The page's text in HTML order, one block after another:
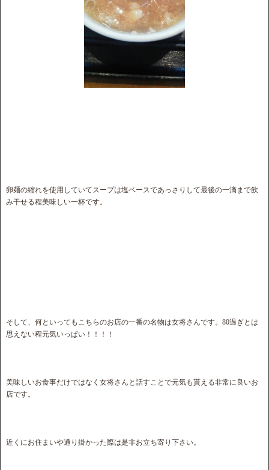
卵麺の縮れを使用していてスープは塩ベースであっさりして最後の一滴まで飲
み干せる程美味しい一杯です。
そして、何といってもこちらのお店の一番の名物は女将さんです。80過ぎとは
思えない程元気いっぱい！！！！
美味しいお食事だけではなく女将さんと話すことで元気も貰える非常に良いお
店です。
近くにお住まいや通り掛かった際は是非お立ち寄り下さい。